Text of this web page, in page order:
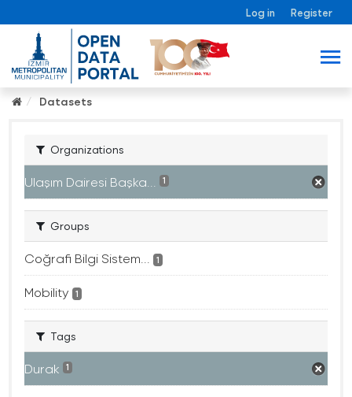
Log in Register
Datasets
Organizations
Ulaşım Dairesi Başka... 1
Groups
Coğrafi Bilgi Sistem... 1
Mobility 1
Tags
Durak 1